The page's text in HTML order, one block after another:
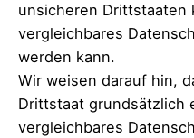
unsicheren Drittstaaten
vergleichbares
werden kann.
Wir weisen darauf hin,
Drittstaat grundsätzlich
vergleichbares